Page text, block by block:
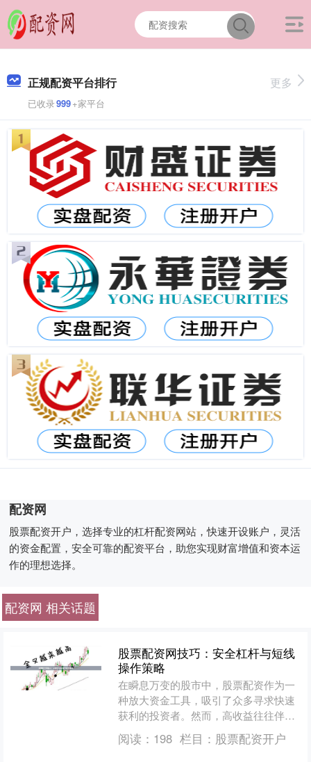
正规配资平台排行
已收录999+家平台
更多
配资网
股票配资开户，选择专业的杠杆配资网站，快速开设账户，灵活
的资金配置，安全可靠的配资平台，助您实现财富增值和资本运
作的理想选择。
配资网 相关话题
股票配资网技巧：安全杠杆与短线
操作策略
在瞬息万变的股市中，股票配资作为一
种放大资金工具，吸引了众多寻求快速
获利的投资者。然而，高收益往往伴随
着高风险，如何在利用配资网平台的同
时，确保资金安全并有效进....
阅读： 198 栏目： 股票配资开户